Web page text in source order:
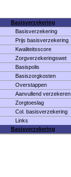
Basisverzekering
Basisverzekering
Prijs basisverzekering
Kwaliteitsscore
Zorgverzekeringswet
Basispolis
Basiszorgkosten
Overstappen
Aanvullend verzekeren
Zorgtoeslag
Col. basisverzekering
Links
Basisverzekering